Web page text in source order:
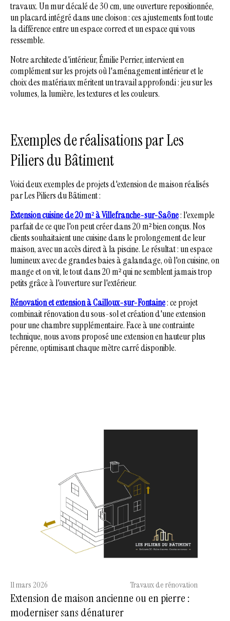
travaux. Un mur décalé de 30 cm, une ouverture repositionnée,
un placard intégré dans une cloison : ces ajustements font toute
la différence entre un espace correct et un espace qui vous
ressemble.
Notre architecte d'intérieur, Émilie Perrier, intervient en
complément sur les projets où l'aménagement intérieur et le
choix des matériaux méritent un travail approfondi : jeu sur les
volumes, la lumière, les textures et les couleurs.
Exemples de réalisations par Les
Piliers du Bâtiment
Voici deux exemples de projets d'extension de maison réalisés
par Les Piliers du Bâtiment :
Extension cuisine de 20 m² à Villefranche-sur-Saône: l'exemple
parfait de ce que l'on peut créer dans 20 m² bien conçus. Nos
clients souhaitaient une cuisine dans le prolongement de leur
maison, avec un accès direct à la piscine. Le résultat : un espace
lumineux avec de grandes baies à galandage, où l'on cuisine, on
mange et on vit, le tout dans 20 m² qui ne semblent jamais trop
petits grâce à l'ouverture sur l'extérieur.
Rénovation et extension à Cailloux-sur-Fontaine: ce projet
combinait rénovation du sous-sol et création d'une extension
pour une chambre supplémentaire. Face à une contrainte
technique, nous avons proposé une extension en hauteur plus
pérenne, optimisant chaque mètre carré disponible.
11 mars 2026 Travaux de rénovation
Extension de maison ancienne ou en pierre :
moderniser sans dénaturer